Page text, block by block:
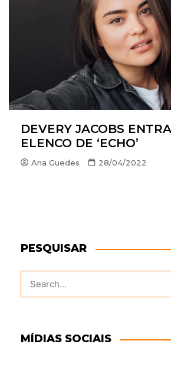
DEVERY JACOBS
ELENCO DE ‘ECHO’
Ana Guedes 28/04/2022
PESQUISAR
MÍDIAS SOCIAIS